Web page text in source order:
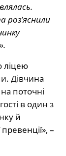
роз’яснили
ліцею
Дівчина
поточні
в один з
й
–